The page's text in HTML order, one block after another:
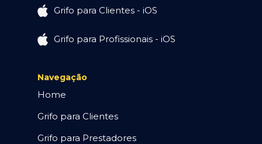
Grifo para Clientes - iOS
Grifo para Profissionais - iOS
Navegação
Home
Grifo para Clientes
Grifo para Prestadores